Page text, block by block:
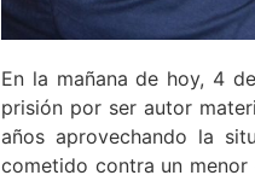
En la mañana de hoy, 4
prisión por ser autor
años aprovechando la
cometido contra un menor